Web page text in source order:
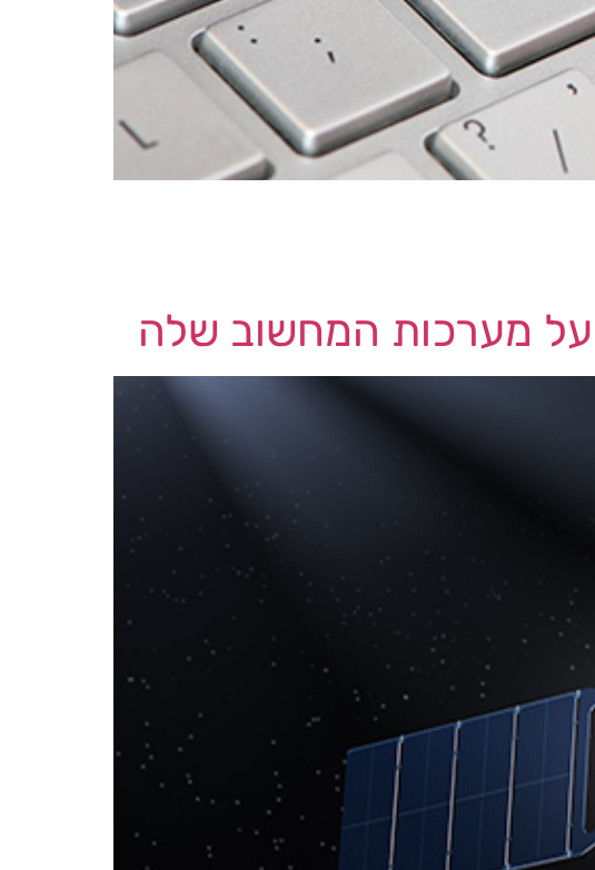
על מערכות המחשוב שלה